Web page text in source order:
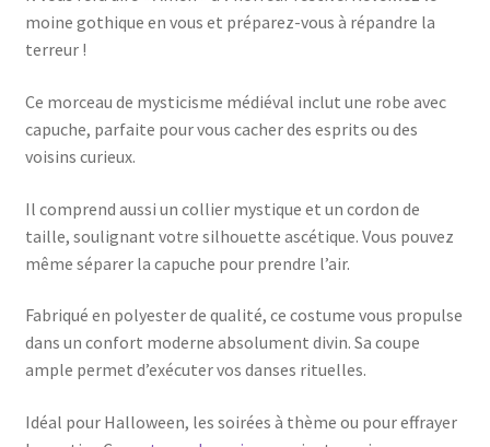
moine gothique en vous et préparez-vous à répandre la
terreur !
Ce morceau de mysticisme médiéval inclut une robe avec
capuche, parfaite pour vous cacher des esprits ou des
voisins curieux.
Il comprend aussi un collier mystique et un cordon de
taille, soulignant votre silhouette ascétique. Vous pouvez
même séparer la capuche pour prendre l’air.
Fabriqué en polyester de qualité, ce costume vous propulse
dans un confort moderne absolument divin. Sa coupe
ample permet d’exécuter vos danses rituelles.
Idéal pour Halloween, les soirées à thème ou pour effrayer